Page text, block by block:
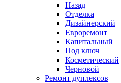
Назад
Отделка
Дизайнерский
Евроремонт
Капитальный
Под ключ
Косметический
Черновой
Ремонт дуплексов